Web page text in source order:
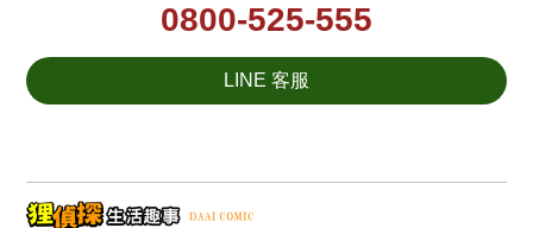
0800-525-555
LINE 客服